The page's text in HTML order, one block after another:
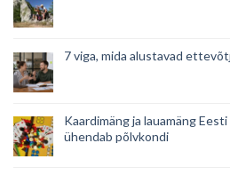
7 viga, mida alustavad
Kaardimäng ja lauamäng
ühendab põlvkondi